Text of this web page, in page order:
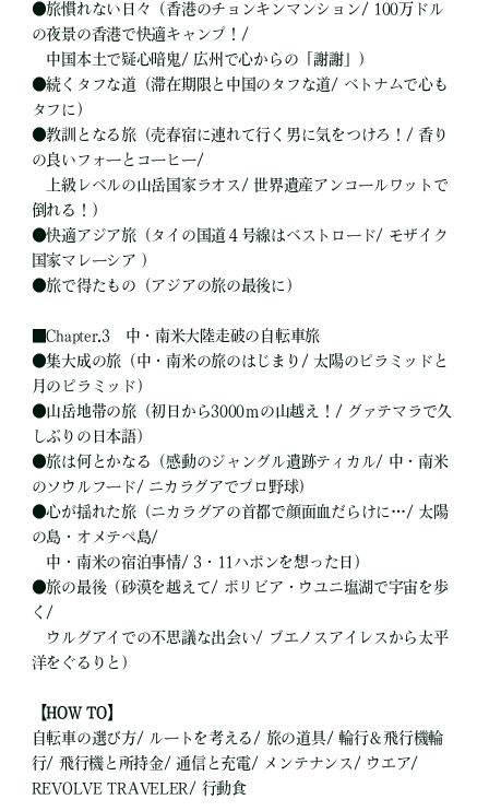
●旅慣れない日々（香港のチョンキンマンション/ 100万ドル
の夜景の香港で快適キャンプ！/
中国本土で疑心暗鬼/ 広州で心からの「謝謝」）
●続くタフな道（滞在期限と中国のタフな道/ ベトナムで心も
タフに）
●教訓となる旅（売春宿に連れて行く男に気をつけろ！/ 香り
の良いフォーとコーヒー/
上級レベルの山岳国家ラオス/ 世界遺産アンコールワットで
倒れる！）
●快適アジア旅（タイの国道４号線はベストロード/ モザイク
国家マレーシア ）
●旅で得たもの（アジアの旅の最後に）
■Chapter.3 中・南米大陸走破の自転車旅
●集大成の旅（中・南米の旅のはじまり/ 太陽のピラミッドと
月のピラミッド）
●山岳地帯の旅（初日から3000ｍの山越え！/ グァテマラで久
しぶりの日本語）
●旅は何とかなる（感動のジャングル遺跡ティカル/ 中・南米
のソウルフード/ ニカラグアでプロ野球）
●心が揺れた旅（ニカラグアの首都で顔面血だらけに…/ 太陽
の島・オメテペ島/
中・南米の宿泊事情/ 3・11ハポンを想った日）
●旅の最後（砂漠を越えて/ ボリビア・ウユニ塩湖で宇宙を歩
く/
ウルグアイでの不思議な出会い/ ブエノスアイレスから太平
洋をぐるりと）
【HOW TO】
自転車の選び方/ ルートを考える/ 旅の道具/ 輪行＆飛行機輪
行/ 飛行機と所持金/ 通信と充電/ メンテナンス/ ウエア/
REVOLVE TRAVELER/ 行動食